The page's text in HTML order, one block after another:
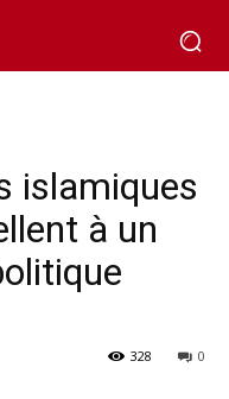
islamiques
à un
0
328